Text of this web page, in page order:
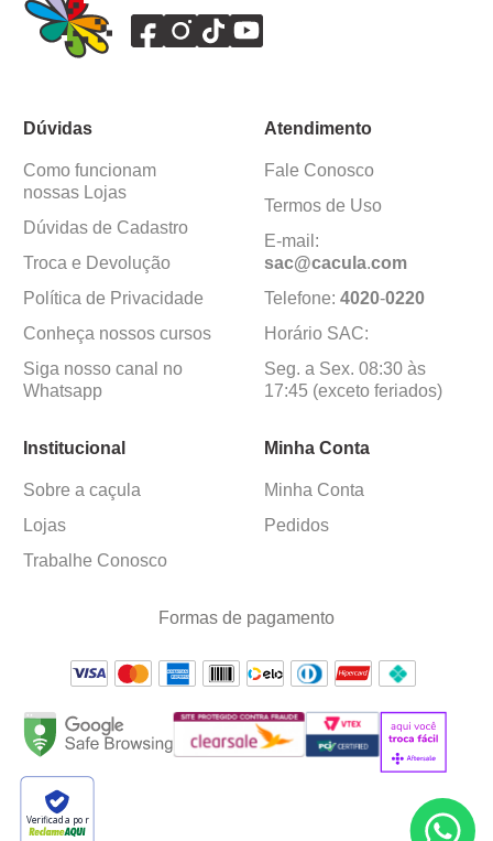
Dúvidas
Como funcionam
nossas Lojas
Dúvidas de Cadastro
Troca e Devolução
Política de Privacidade
Conheça nossos cursos
Siga nosso canal no
Whatsapp
Atendimento
Fale Conosco
Termos de Uso
E-mail:
sac@cacula.com
Telefone: 4020-0220
Horário SAC:
Seg. a Sex. 08:30 às
17:45 (exceto feriados)
Institucional
Sobre a caçula
Lojas
Trabalhe Conosco
Minha Conta
Minha Conta
Pedidos
Formas de pagamento
Verificada por